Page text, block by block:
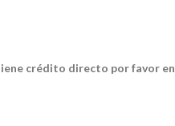
crédito directo por favor en